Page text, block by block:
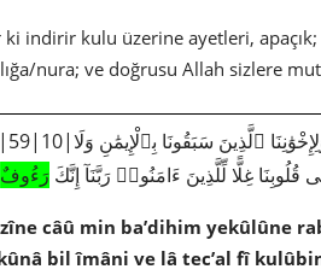
indirir kulu üzerine ayetleri, apaçık;
nura; ve doğrusu Allah sizlere
5134|59|10|وَٱلَّذِينَ جَآءُو مِنۢ بَعْدِهِمْ يَقُولُونَ رَبَّنَا ٱغْفِرْ
قُلُوبِنَا غِلًّا لِّلَّذِينَ ءَامَنُوا۟ رَبَّنَآ إِنَّكَ رَءُوفٌ
câû min ba’dihim yekûlûne
bil îmâni ve lâ tec’al fî